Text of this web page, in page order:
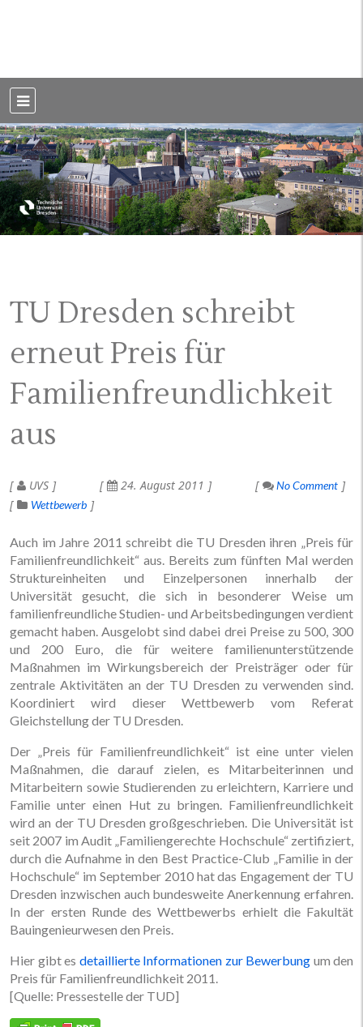
Dresden
TU Dresden schreibt
erneut Preis für
Familienfreundlichkeit
aus
UVS 24. August 2011
No Comment
Wettbewerb
Auch im Jahre 2011 schreibt die TU Dresden ihren „Preis für
Familienfreundlichkeit“ aus. Bereits zum fünften Mal werden
Struktureinheiten und Einzelpersonen innerhalb der
Universität gesucht, die sich in besonderer Weise um
familienfreundliche Studien- und Arbeitsbedingungen verdient
gemacht haben. Ausgelobt sind dabei drei Preise zu 500, 300
und 200 Euro, die für weitere familienunterstützende
Maßnahmen im Wirkungsbereich der Preisträger oder für
zentrale Aktivitäten an der TU Dresden zu verwenden sind.
Koordiniert wird dieser Wettbewerb vom Referat
Gleichstellung der TU Dresden.
Der „Preis für Familienfreundlichkeit“ ist eine unter vielen
Maßnahmen, die darauf zielen, es Mitarbeiterinnen und
Mitarbeitern sowie Studierenden zu erleichtern, Karriere und
Familie unter einen Hut zu bringen. Familienfreundlichkeit
wird an der TU Dresden großgeschrieben. Die Universität ist
seit 2007 im Audit „Familiengerechte Hochschule“ zertifiziert,
durch die Aufnahme in den Best Practice-Club „Familie in der
Hochschule“ im September 2010 hat das Engagement der TU
Dresden inzwischen auch bundesweite Anerkennung erfahren.
In der ersten Runde des Wettbewerbs erhielt die Fakultät
Bauingenieurwesen den Preis.
Hier gibt es detaillierte Informationen zur Bewerbung um den
Preis für Familienfreundlichkeit 2011.
[Quelle: Pressestelle der TUD]